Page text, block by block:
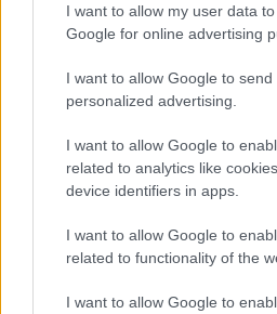
I want to allow my user data
Google for online advertising
I want to allow Google to send
personalized advertising.
I want to allow Google to
related to analytics like
device identifiers in apps.
I want to allow Google to
related to functionality of the
I want to allow Google to